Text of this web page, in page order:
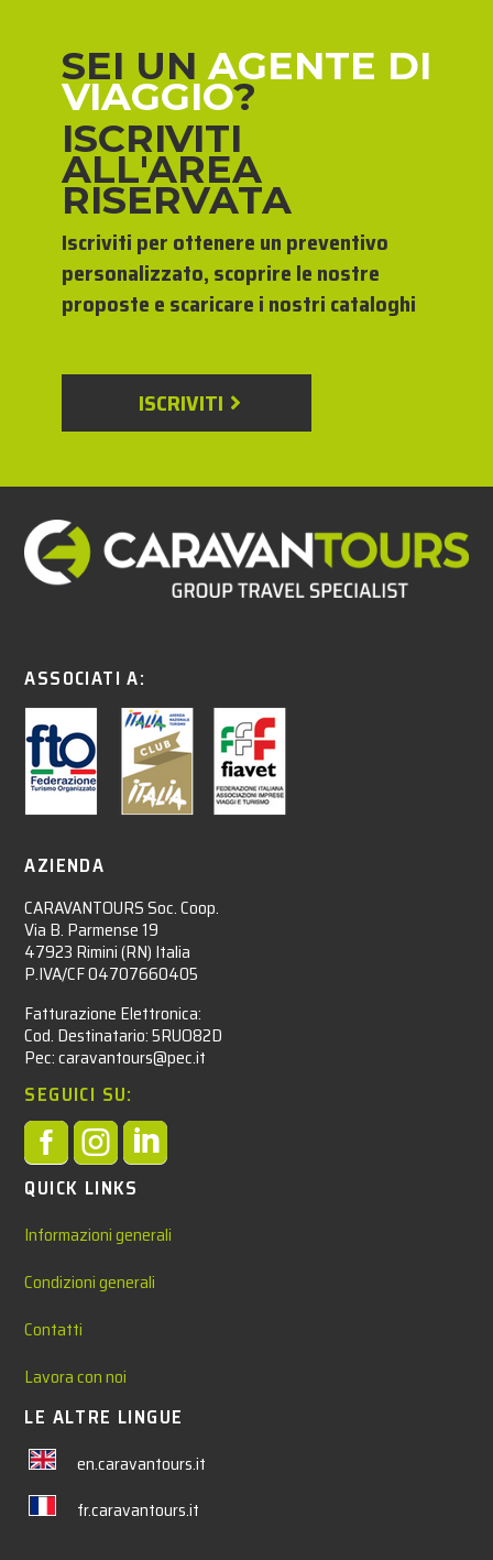
SEI UN AGENTE DI
VIAGGIO?
ISCRIVITI
ALL'AREA
RISERVATA
Iscriviti per ottenere un preventivo
personalizzato, scoprire le nostre
proposte e scaricare i nostri cataloghi
ISCRIVITI
ASSOCIATI A:
AZIENDA
CARAVANTOURS Soc. Coop.
Via B. Parmense 19
47923 Rimini (RN) Italia
P.IVA/CF 04707660405
Fatturazione Elettronica:
Cod. Destinatario: 5RUO82D
Pec: caravantours@pec.it
SEGUICI SU:

QUICK LINKS
Informazioni generali
Condizioni generali
Contatti
Lavora con noi
LE ALTRE LINGUE
en.caravantours.it
fr.caravantours.it